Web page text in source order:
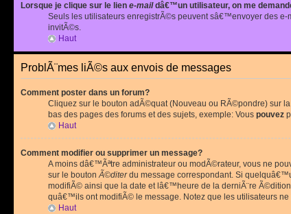
Lorsque je clique sur le lien e-maildâ€™un utilisateur, on me
Seuls les utilisateurs enregistrÃ©s peuvent sâ€™envoyer des
invitÃ©s.
Haut
ProblÃ¨mes liÃ©s aux envois de messages
Comment poster dans un forum?
Cliquez sur le bouton adÃ©quat (Nouveau ou RÃ©pondre) sur
bas des pages des forums et des sujets, exemple: Vous pouvez
Haut
Comment modifier ou supprimer un message?
A moins dâ€™Ãªtre administrateur ou modÃ©rateur, vous ne
sur le boutonÃ©diterdu message correspondant. Si
modifiÃ© ainsi que la date et lâ€™heure de la derniÃ¨re
quâ€™ils ont modifiÃ© le message. Notez que les utilisateurs
Haut